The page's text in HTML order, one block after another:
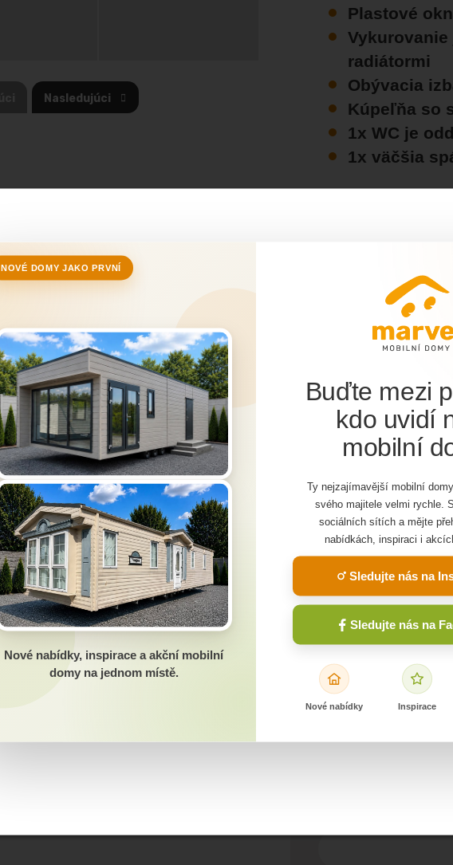
Nasledujúci
Plastové
radiátormi
Obývacia
Kúpeľňa so
1x WC je
1x väčšia
Máte
dom?
alebo sa
Meno a priezvisko *
Tento web využíva cookies
Pre chod webu sú nevyhnutné aktivované technické súbory cookies. Na
poskytovanie služieb, personalizáciu reklám a analýzu návštevnosti sú však
povoliť aj voliteľné cookies. Kliknutím na nasledujúce tlačidlo ich zapnete.
Nastavenie Súhlasím
NOVÉ DOMY JAKO PRVNÍ
Nové nabídky, inspirace a akční mobilní
domy na jednom místě.
Buďte mezi
kdo uvidí
mobilní
Ty nejzajímavější mobilní
svého majitele velmi rychle.
sociálních sítích a mějte
nabídkách, inspiraci i
Sledujte nás na
Sledujte nás na
Nové nabídky Inspirace